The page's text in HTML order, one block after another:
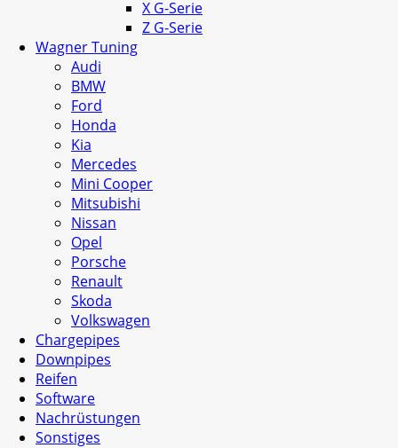
X G-Serie
Z G-Serie
Wagner Tuning
Audi
BMW
Ford
Honda
Kia
Mercedes
Mini Cooper
Mitsubishi
Nissan
Opel
Porsche
Renault
Skoda
Volkswagen
Chargepipes
Downpipes
Reifen
Software
Nachrüstungen
Sonstiges